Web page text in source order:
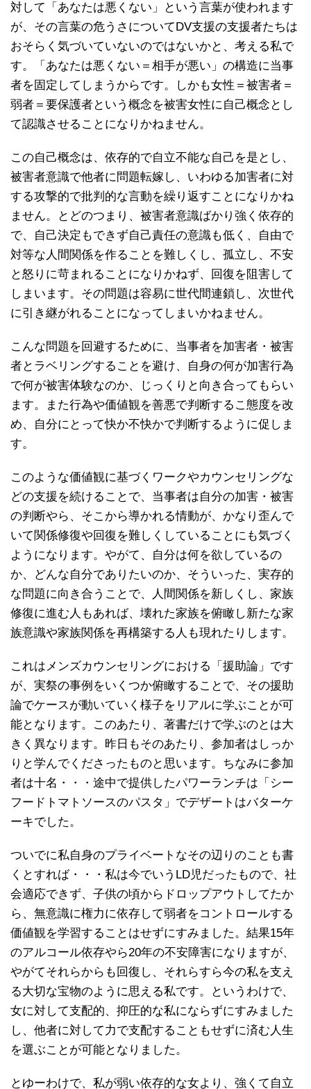
対して「あなたは悪くない」という言葉が使われます
が、その言葉の危うさについてDV支援の支援者たちは
おそらく気づいていないのではないかと、考える私で
す。「あなたは悪くない＝相手が悪い」の構造に当事
者を固定してしまうからです。しかも女性＝被害者＝
弱者＝要保護者という概念を被害女性に自己概念とし
て認識させることになりかねません。
この自己概念は、依存的で自立不能な自己を是とし、
被害者意識で他者に問題転嫁し、いわゆる加害者に対
する攻撃的で批判的な言動を繰り返すことになりかね
ません。とどのつまり、被害者意識ばかり強く依存的
で、自己決定もできず自己責任の意識も低く、自由で
対等な人間関係を作ることを難しくし、孤立し、不安
と怒りに苛まれることになりかねず、回復を阻害して
しまいます。その問題は容易に世代間連鎖し、次世代
に引き継がれることになってしまいかねません。
こんな問題を回避するために、当事者を加害者・被害
者とラベリングすることを避け、自身の何が加害行為
で何が被害体験なのか、じっくりと向き合ってもらい
ます。また行為や価値観を善悪で判断するこ態度を改
め、自分にとって快か不快かで判断するように促しま
す。
このような価値観に基づくワークやカウンセリングな
どの支援を続けることで、当事者は自分の加害・被害
の判断やら、そこから導かれる情動が、かなり歪んで
いて関係修復や回復を難しくしていることにも気づく
ようになります。やがて、自分は何を欲しているの
か、どんな自分でありたいのか、そういった、実存的
な問題に向き合うことで、人間関係を新しくし、家族
修復に進む人もあれば、壊れた家族を俯瞰し新たな家
族意識や家族関係を再構築する人も現れたりします。
これはメンズカウンセリングにおける「援助論」です
が、実祭の事例をいくつか俯瞰することで、その援助
論でケースが動いていく様子をリアルに学ぶことが可
能となります。このあたり、著書だけで学ぶのとは大
きく異なります。昨日もそのあたり、参加者はしっか
りと学んでくださったものと思います。ちなみに参加
者は十名・・・途中で提供したパワーランチは「シー
フードトマトソースのパスタ」でデザートはバターケ
ーキでした。
ついでに私自身のプライベートなその辺りのことも書
くとすれば・・・私は今でいうLD児だったもので、社
会適応できず、子供の頃からドロップアウトしてたか
ら、無意識に権力に依存して弱者をコントロールする
価値観を学習することはせずにすみました。結果15年
のアルコール依存やら20年の不安障害になりますが、
やがてそれらからも回復し、それらすら今の私を支え
る大切な宝物のように思える私です。というわけで、
女に対して支配的、抑圧的な私にならずにすみました
し、他者に対して力で支配することもせずに済む人生
を選ぶことが可能となりました。
とゆーわけで、私が弱い依存的な女より、強くて自立